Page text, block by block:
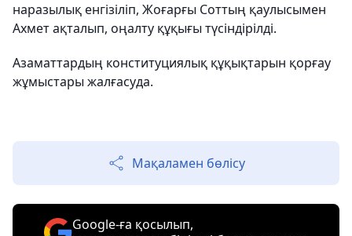
наразылық енгізіліп, Жоғарғы Соттың қаулысымен
Ахмет ақталып, оңалту құқығы түсіндірілді.
Азаматтардың конституциялық құқықтарын қорғау
жұмыстары жалғасуда.
Мақаламен бөлісу
Google-ға қосылып,